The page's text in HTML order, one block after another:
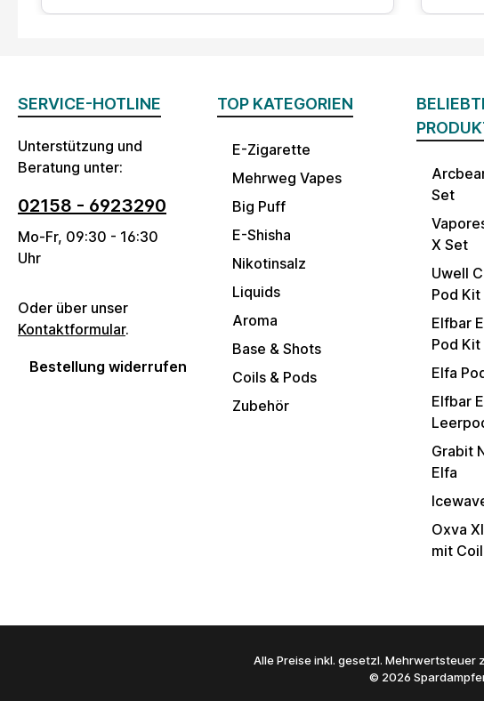
SERVICE-HOTLINE
Unterstützung und
Beratung unter:
02158 - 6923290
Mo-Fr, 09:30 - 16:30
Uhr
Oder über unser
Kontaktformular.
Bestellung widerrufen
TOP KATEGORIEN
E-Zigarette
Mehrweg Vapes
Big Puff
E-Shisha
Nikotinsalz
Liquids
Aroma
Base & Shots
Coils & Pods
Zubehör
Set
X Set
Uwell
Pod Kit
Elfbar
Pod Kit
Elfa
Elfbar
Grabit
Elfa
Oxva
mit Coil
Alle Preise inkl. gesetzl. Mehrwertsteuer
© 2026